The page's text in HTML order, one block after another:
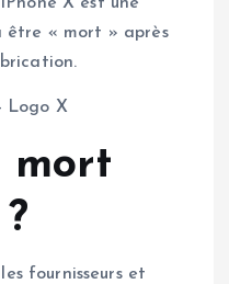
être « mort » après
mort
les fournisseurs et